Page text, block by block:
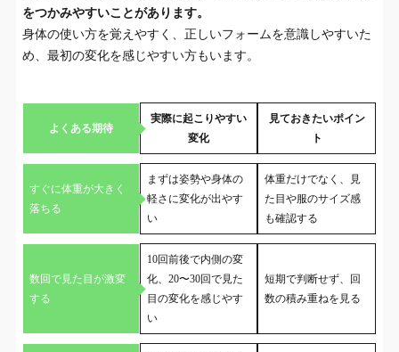
をつかみやすいことがあります。
身体の使い方を覚えやすく、正しいフォームを意識しやすいた
め、最初の変化を感じやすい方もいます。
よくある期待
実際に起こりやすい
変化
見ておきたいポイン
ト
すぐに体重が大きく
落ちる
まずは姿勢や身体の
軽さに変化が出やす
い
体重だけでなく、見
た目や服のサイズ感
も確認する
数回で見た目が激変
する
10回前後で内側の変
化、20〜30回で見た
目の変化を感じやす
い
短期で判断せず、回
数の積み重ねを見る